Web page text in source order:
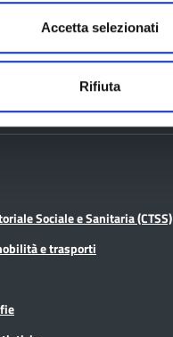
Accetta selezionati
Rifiuta
Sociale e Sanitaria (CTSS)
e trasporti